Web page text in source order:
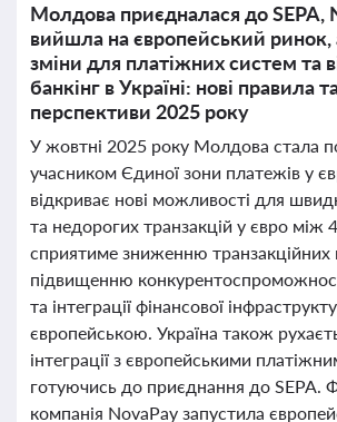
Молдова приєдналася до SEPA,
вийшла на європейський ринок,
зміни для платіжних систем та
банкінг в Україні: нові правила
перспективи 2025 року
У жовтні 2025 року Молдова стала
учасником Єдиної зони платежів у
відкриває нові можливості для
та недорогих транзакцій у євро між
сприятиме зниженню транзакційних
підвищенню
та інтеграції фінансової
європейською. Україна також
інтеграції з європейськими
готуючись до приєднання до SEPA.
компанія NovaPay запустила